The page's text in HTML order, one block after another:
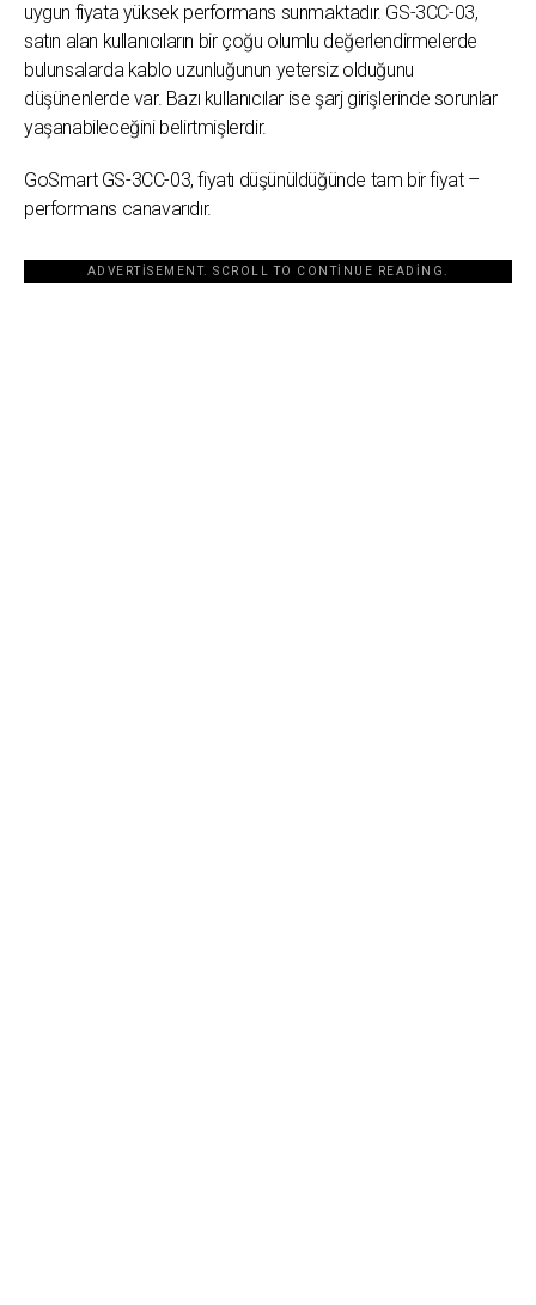
uygun fiyata yüksek performans sunmaktadır. GS-3CC-03,
satın alan kullanıcıların bir çoğu olumlu değerlendirmelerde
bulunsalarda kablo uzunluğunun yetersiz olduğunu
düşünenlerde var. Bazı kullanıcılar ise şarj girişlerinde sorunlar
yaşanabileceğini belirtmişlerdir.
GoSmart GS-3CC-03, fiyatı düşünüldüğünde tam bir fiyat –
performans canavarıdır.
ADVERTISEMENT. SCROLL TO CONTINUE READING.